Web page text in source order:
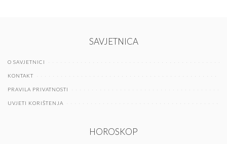
SAVJETNICA
O SAVJETNICI
KONTAKT
PRAVILA PRIVATNOSTI
UVJETI KORIŠTENJA
HOROSKOP